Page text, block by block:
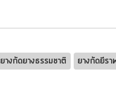
ยางกัดยางธรรมชาติ ยางกัดยีรา